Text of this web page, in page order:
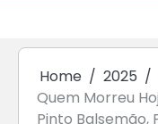
Home 2025
Quem Morreu
Pinto Balsemão,